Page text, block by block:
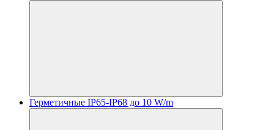
Герметичные IP65-IP68 до 10 W/m